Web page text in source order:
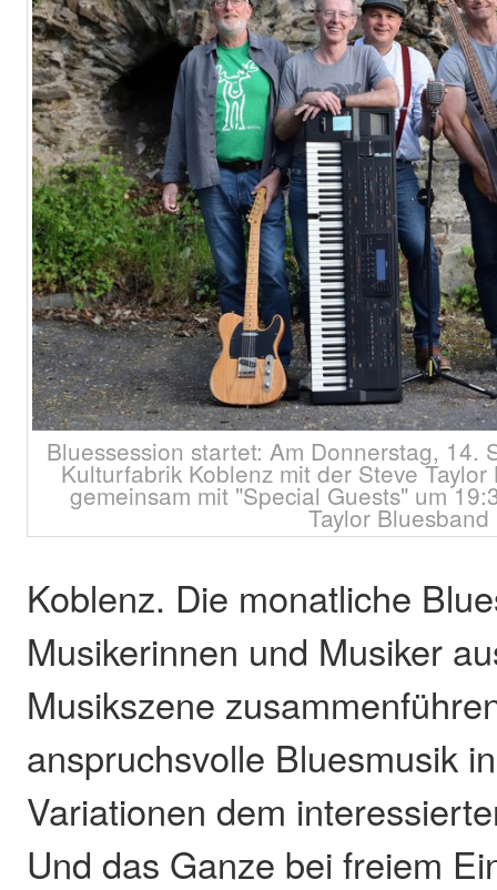
Bluessession startet: Am Donnerstag, 14.
Kulturfabrik Koblenz mit der Steve
gemeinsam mit "Special Guests" um
Taylor Bluesband
Koblenz. Die monatliche
Musikerinnen und Musiker
Musikszene
anspruchsvolle Bluesmusik
Variationen dem
Und das Ganze bei freiem